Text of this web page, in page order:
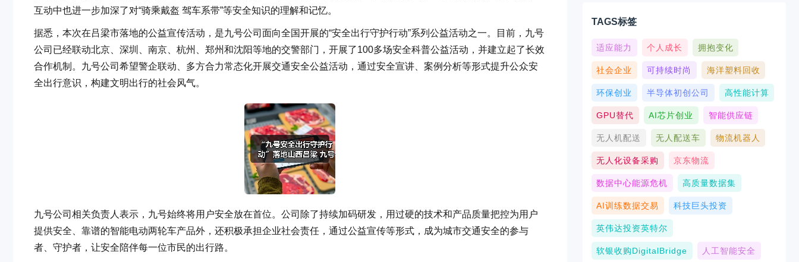
互动中也进一步加深了对“骑乘戴盔 驾车系带”等安全知识的理解和记忆。
据悉，本次在吕梁市落地的公益宣传活动，是九号公司面向全国开展的“安全出行守护行动”系列公益活动之一。目前，九号
公司已经联动北京、深圳、南京、杭州、郑州和沈阳等地的交警部门，开展了100多场安全科普公益活动，并建立起了长效
合作机制。九号公司希望警企联动、多方合力常态化开展交通安全公益活动，通过安全宣讲、案例分析等形式提升公众安
全出行意识，构建文明出行的社会风气。
九号公司相关负责人表示，九号始终将用户安全放在首位。公司除了持续加码研发，用过硬的技术和产品质量把控为用户
提供安全、靠谱的智能电动两轮车产品外，还积极承担企业社会责任，通过公益宣传等形式，成为城市交通安全的参与
者、守护者，让安全陪伴每一位市民的出行路。
TAGS标签
适应能力 个人成长 拥抱变化
社会企业 可持续时尚 海洋塑料回收
环保创业 半导体初创公司 高性能计算
GPU替代 AI芯片创业 智能供应链
无人机配送 无人配送车 物流机器人
无人化设备采购 京东物流
数据中心能源危机 高质量数据集
AI训练数据交易 科技巨头投资
英伟达投资英特尔
软银收购DigitalBridge 人工智能安全